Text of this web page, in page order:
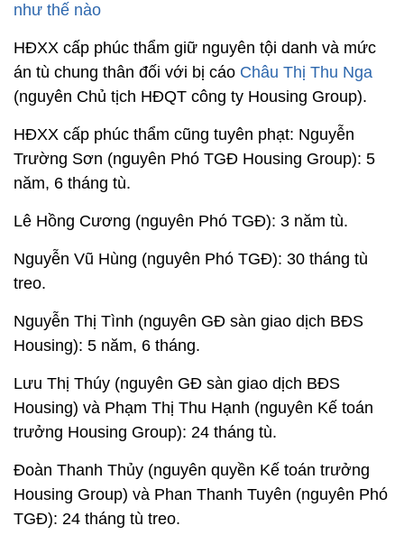
như thế nào
HĐXX cấp phúc thẩm giữ nguyên tội danh và mức
án tù chung thân đối với bị cáo Châu Thị Thu Nga
(nguyên Chủ tịch HĐQT công ty Housing Group).
HĐXX cấp phúc thẩm cũng tuyên phạt: Nguyễn
Trường Sơn (nguyên Phó TGĐ Housing Group): 5
năm, 6 tháng tù.
Lê Hồng Cương (nguyên Phó TGĐ): 3 năm tù.
Nguyễn Vũ Hùng (nguyên Phó TGĐ): 30 tháng tù
treo.
Nguyễn Thị Tình (nguyên GĐ sàn giao dịch BĐS
Housing): 5 năm, 6 tháng.
Lưu Thị Thúy (nguyên GĐ sàn giao dịch BĐS
Housing) và Phạm Thị Thu Hạnh (nguyên Kế toán
trưởng Housing Group): 24 tháng tù.
Đoàn Thanh Thủy (nguyên quyền Kế toán trưởng
Housing Group) và Phan Thanh Tuyên (nguyên Phó
TGĐ): 24 tháng tù treo.